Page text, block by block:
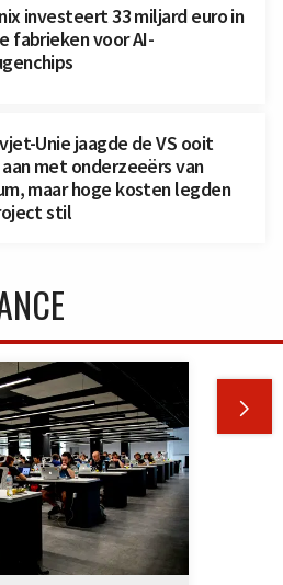
investeert 33 miljard euro in
fabrieken voor AI-
Unie jaagde de VS ooit
met onderzeeërs van
maar hoge kosten legden
stil
